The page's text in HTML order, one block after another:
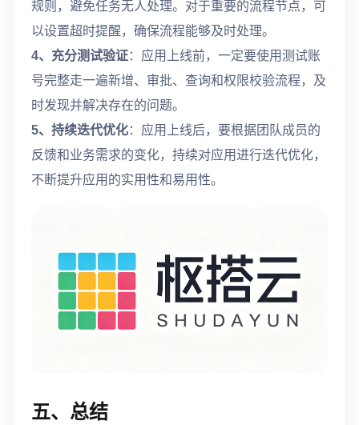
规则，避免任务无人处理。对于重要的流程节点，可
以设置超时提醒，确保流程能够及时处理。
4、充分测试验证：应用上线前，一定要使用测试账
号完整走一遍新增、审批、查询和权限校验流程，及
时发现并解决存在的问题。
5、持续迭代优化：应用上线后，要根据团队成员的
反馈和业务需求的变化，持续对应用进行迭代优化，
不断提升应用的实用性和易用性。
五、总结